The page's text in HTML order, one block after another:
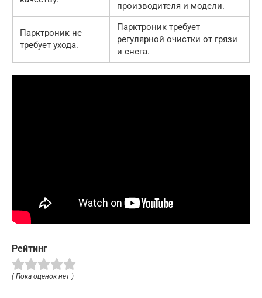
производителя и модели.
Парктроник не
требует ухода.
Парктроник требует
регулярной очистки от грязи
и снега.
Рейтинг
( Пока оценок нет )